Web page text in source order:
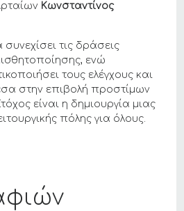
Κωνσταντίνος
τις δράσεις
ενώ
τους ελέγχους και
στην επιβολή προστίμων
είναι η δημιουργία μιας
πόλης για όλους.